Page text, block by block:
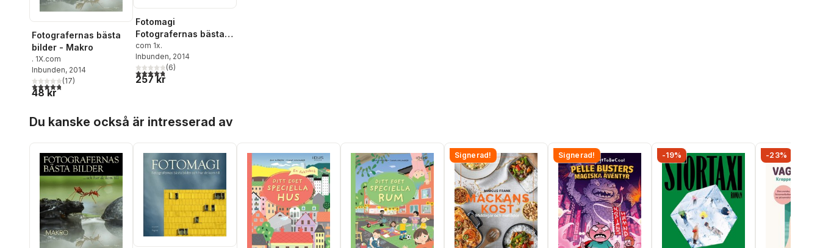
Fotografernas bästa
bilder - Makro
. 1X.com
Inbunden, 2014
4,8utav 5 stjärnor. Totalt antal röster:
(17)
48 kr
Fotomagi
Fotografernas bästa
bilder
com 1x.
Inbunden, 2014
4,8utav 5 stjärnor. Totalt antal röster:
(6)
257 kr
Du kanske också är intresserad av
Signerad! Signerad! -19% -23%